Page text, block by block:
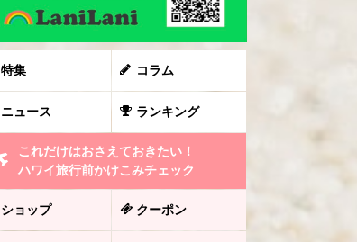
特集 コラム
ニュース ランキング
これだけはおさえておきたい！
ハワイ旅行前かけこみチェック
ショップ クーポン